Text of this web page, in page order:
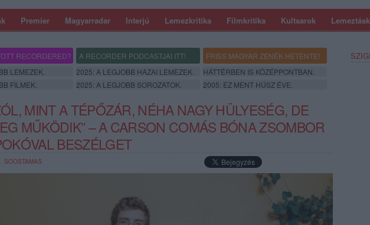
Premier Magyarradar Interjú Lemezkritika Filmkritika Kultsarok
RECORDERED? A RECORDER PODCASTJAI ITT!
FRISS MAGYAR ZENÉK HETENTE!
LEMEZEK.
2025: A LEGJOBB HAZAI LEMEZEK.
HÁTTÉRBEN IS KÖZÉPPONTBAN.
FILMEK.
2025: A LEGJOBB SOROZATOK. 2005: EZ MENT HÚSZ ÉVE.
MINT A TÉPŐZÁR, NÉHA NAGY HÜLYESÉG, DE
MŰKÖDIK” – A CARSON COMÁS BÓNA ZSOMBOR
BESZÉLGET
SOOSTAMAS